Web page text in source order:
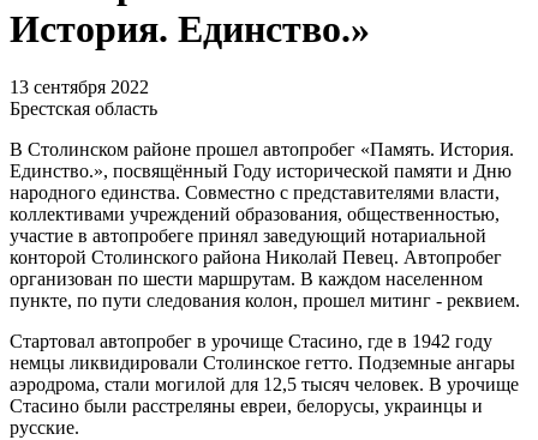
История. Единство.»
13 сентября 2022
Брестская область
В Столинском районе прошел автопробег «Память. История.
Единство.», посвящённый Году исторической памяти и Дню
народного единства. Совместно с представителями власти,
коллективами учреждений образования, общественностью,
участие в автопробеге принял заведующий нотариальной
конторой Столинского района Николай Певец. Автопробег
организован по шести маршрутам. В каждом населенном
пункте, по пути следования колон, прошел митинг - реквием.
Стартовал автопробег в урочище Стасино, где в 1942 году
немцы ликвидировали Столинское гетто. Подземные ангары
аэродрома, стали могилой для 12,5 тысяч человек. В урочище
Стасино были расстреляны евреи, белорусы, украинцы и
русские.